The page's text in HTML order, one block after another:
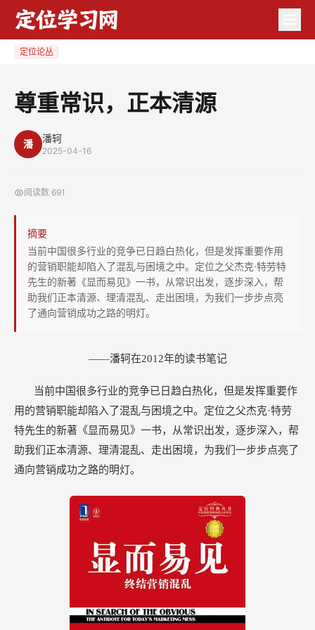
定位论丛
尊重常识，正本清源
潘 潘轲
2025-04-16
阅读数 691
摘要
当前中国很多行业的竞争已日趋白热化，但是发挥重要作用
的营销职能却陷入了混乱与困境之中。定位之父杰克·特劳特
先生的新著《显而易见》一书，从常识出发，逐步深入，帮
助我们正本清源、理清混乱、走出困境，为我们一步步点亮
了通向营销成功之路的明灯。
——潘轲在2012年的读书笔记
当前中国很多行业的竞争已日趋白热化，但是发挥重要作
用的营销职能却陷入了混乱与困境之中。定位之父杰克·特劳
特先生的新著《显而易见》一书，从常识出发，逐步深入，帮
助我们正本清源、理清混乱、走出困境，为我们一步步点亮了
通向营销成功之路的明灯。